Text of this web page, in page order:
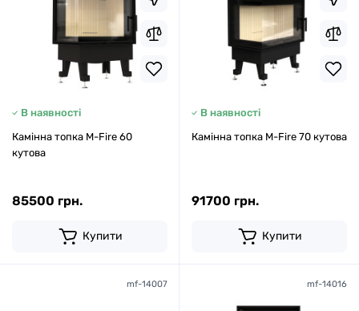
В наявності
Камінна топка M-Fire 60
кутова
85500 грн.
Купити
В наявності
Камінна топка M-Fire 70 кутова
91700 грн.
Купити
mf-14007 mf-14016